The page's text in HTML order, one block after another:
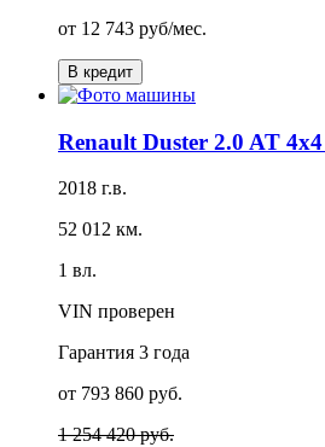
от 12 743 руб/мес.
В кредит
Renault Duster 2.0 AT
2018 г.в.
52 012 км.
1 вл.
VIN проверен
Гарантия 3 года
от 793 860 руб.
1 254 420 руб.